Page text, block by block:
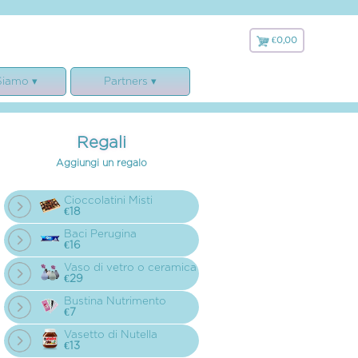
€0,00
€0,00
▾ Partners ▾
Nature Candle
Regali
Aggiungi un regalo
Cioccolatini Misti
€18
Baci Perugina
€16
Vaso di vetro o ceramica
€29
Bustina Nutrimento
€7
Vasetto di Nutella
€13